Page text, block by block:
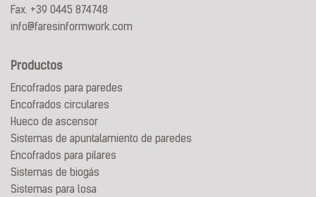
Fax. +39 0445 874748
info@faresinformwork.com
Productos
Encofrados para paredes
Encofrados circulares
Hueco de ascensor
Sistemas de apuntalamiento de paredes
Encofrados para pilares
Sistemas de biogás
Sistemas para losa